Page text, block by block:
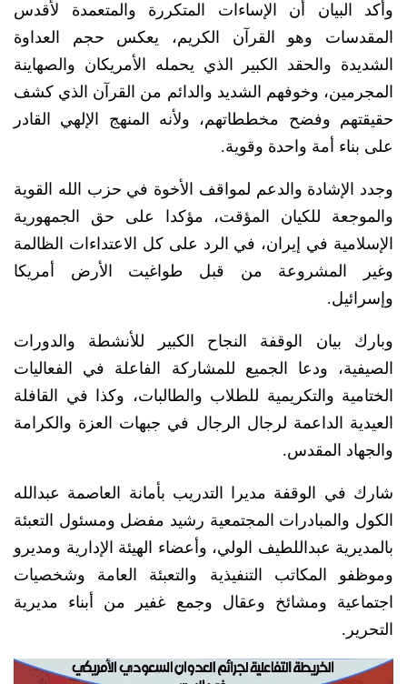
وأكد البيان أن الإساءات المتكررة والمتعمدة لأقدس
المقدسات وهو القرآن الكريم، يعكس حجم العداوة
الشديدة والحقد الكبير الذي يحمله الأمريكان والصهاينة
المجرمين، وخوفهم الشديد والدائم من القرآن الذي كشف
حقيقتهم وفضح مخططاتهم، ولأنه المنهج الإلهي القادر
على بناء أمة واحدة وقوية.
وجدد الإشادة والدعم لمواقف الأخوة في حزب الله القوية
والموجعة للكيان المؤقت، مؤكدا على حق الجمهورية
الإسلامية في إيران، في الرد على كل الاعتداءات الظالمة
وغير المشروعة من قبل طواغيت الأرض أمريكا
وإسرائيل.
وبارك بيان الوقفة النجاح الكبير للأنشطة والدورات
الصيفية، ودعا الجميع للمشاركة الفاعلة في الفعاليات
الختامية والتكريمية للطلاب والطالبات، وكذا في القافلة
العيدية الداعمة لرجال الرجال في جبهات العزة والكرامة
والجهاد المقدس.
شارك في الوقفة مديرا التدريب بأمانة العاصمة عبدالله
الكول والمبادرات المجتمعية رشيد مفضل ومسئول التعبئة
بالمديرية عبداللطيف الولي، وأعضاء الهيئة الإدارية ومديرو
وموظفو المكاتب التنفيذية والتعبئة العامة وشخصيات
اجتماعية ومشائخ وعقال وجمع غفير من أبناء مديرية
التحرير.